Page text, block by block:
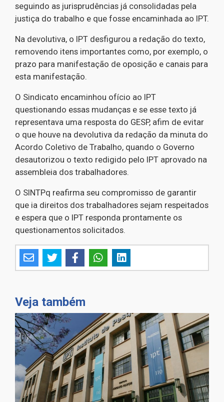
seguindo as jurisprudências já consolidadas pela
justiça do trabalho e que fosse encaminhada ao IPT.
Na devolutiva, o IPT desfigurou a redação do texto,
removendo itens importantes como, por exemplo, o
prazo para manifestação de oposição e canais para
esta manifestação.
O Sindicato encaminhou ofício ao IPT
questionando essas mudanças e se esse texto já
representava uma resposta do GESP, afim de evitar
o que houve na devolutiva da redação da minuta do
Acordo Coletivo de Trabalho, quando o Governo
desautorizou o texto redigido pelo IPT aprovado na
assembleia dos trabalhadores.
O SINTPq reafirma seu compromisso de garantir
que ia direitos dos trabalhadores sejam respeitados
e espera que o IPT responda prontamente os
questionamentos solicitados.
Veja também